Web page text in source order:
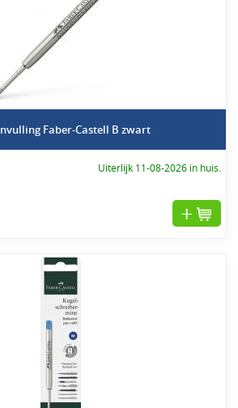
Faber-Castell B zwart
Uiterlijk 11-08-2026 in huis.